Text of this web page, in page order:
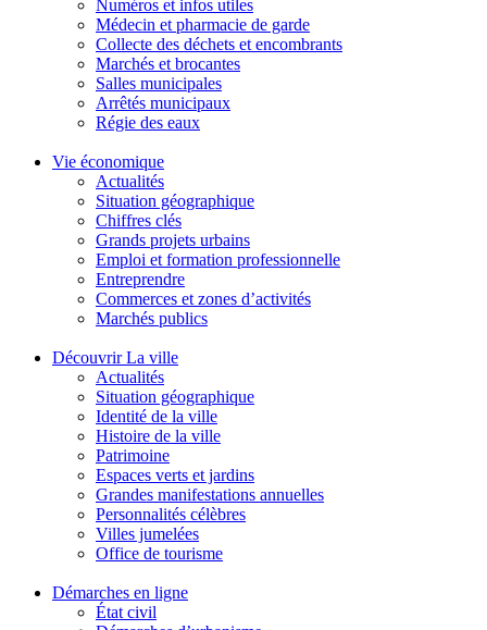
Numéros et infos utiles
Médecin et pharmacie de garde
Collecte des déchets et encombrants
Marchés et brocantes
Salles municipales
Arrêtés municipaux
Régie des eaux
Vie économique
Actualités
Situation géographique
Chiffres clés
Grands projets urbains
Emploi et formation professionnelle
Entreprendre
Commerces et zones d’activités
Marchés publics
Découvrir La ville
Actualités
Situation géographique
Identité de la ville
Histoire de la ville
Patrimoine
Espaces verts et jardins
Grandes manifestations annuelles
Personnalités célèbres
Villes jumelées
Office de tourisme
Démarches en ligne
État civil